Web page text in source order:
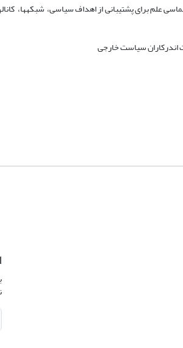
برای پشتیبانی از اهداف سیاسی، شبکهها،
سیاست خارجی